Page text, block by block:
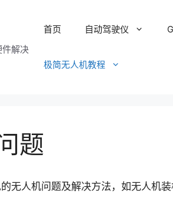
件解决
首页 自动驾驶仪
极简无人机教程
题
无人机问题及解决方法，如无人机